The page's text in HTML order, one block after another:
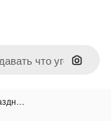
Поиск